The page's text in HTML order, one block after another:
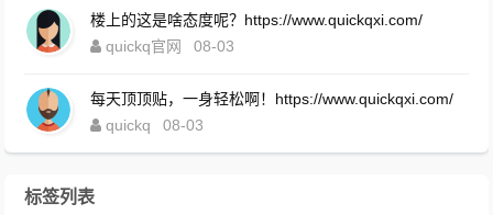
楼上的这是啥态度呢？https://www.quickqxi.com/
quickq官网
08-03
每天顶顶贴，一身轻松啊！https://www.quickqxi.com/
quickq
08-03
标签列表